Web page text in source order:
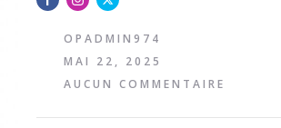
OPADMIN974
MAI 22, 2025
AUCUN COMMENTAIRE